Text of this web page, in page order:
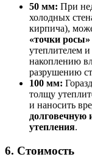
50 мм: При
холодных
кирпича),
«точки росы»
утеплителем
накоплению
разрушению
100 мм:
толщу
и наносить
долговечную
утепления.
6. Стоимость